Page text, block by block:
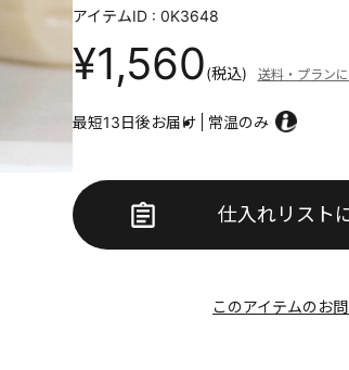
アイテムID : 0K3648
¥1,560(税込) 送料・プラン
最短13日後お届け 常温のみ
仕入れリスト
このアイテムのお